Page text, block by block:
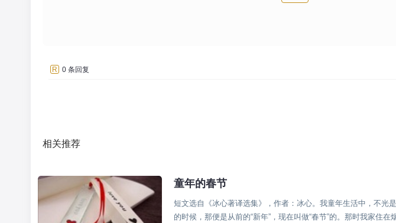
R 0 条回复
相关推荐
童年的春节
短文选自《冰心著译选集》，作者：冰心。我童年生活中，不光
的时候，那便是从前的“新年”，现在叫做“春节”的。那时我家住